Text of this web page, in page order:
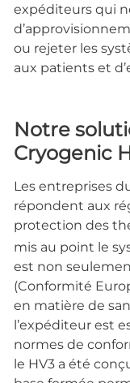
expéditeurs qui
ou rejeter les
aux patients et
Notre
Cryogenic
Les entreprises
répondent aux
protection des
mis au point le
est non
(Conformité
en matière de
l’expéditeur est
normes de
le HV3 a été